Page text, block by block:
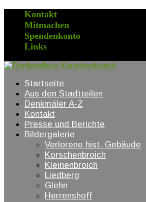
Kontakt
Mitmachen
Spendenkonto
Links
Startseite
Aus den Stadtteilen
Denkmäler A-Z
Kontakt
Presse und Berichte
Bildergalerie
Verlorene hist. Gebäude
Korschenbroich
Kleinenbroich
Liedberg
Glehn
Herrenshoff